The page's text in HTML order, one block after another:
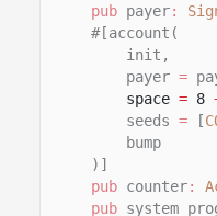
pub payer:
#[account(
init,
payer =
space = 8
seeds = [
bump
)]
pub counter:
pub